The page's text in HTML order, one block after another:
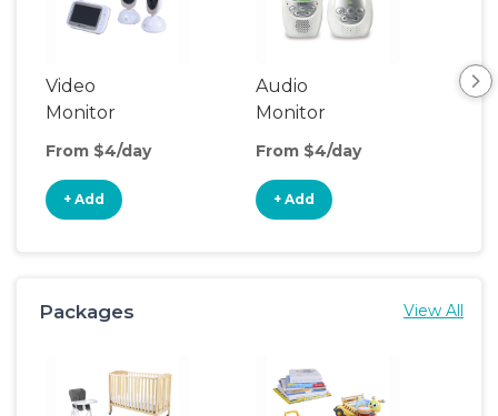
Video
Monitor
From $4/day
+ Add
Audio
Monitor
From $4/day
+ Add
Packages View All